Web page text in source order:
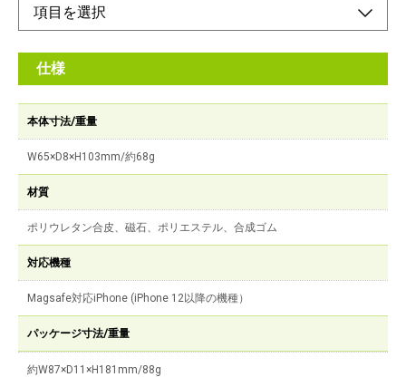
仕様
本体寸法/重量
W65×D8×H103mm/約68g
材質
ポリウレタン合皮、磁石、ポリエステル、合成ゴム
対応機種
Magsafe対応iPhone (iPhone 12以降の機種）
パッケージ寸法/重量
約W87×D11×H181mm/88g